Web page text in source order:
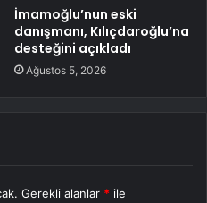
İmamoğlu’nun eski
danışmanı, Kılıçdaroğlu’na
desteğini açıkladı
Ağustos 5, 2026
Gerekli alanlar * ile